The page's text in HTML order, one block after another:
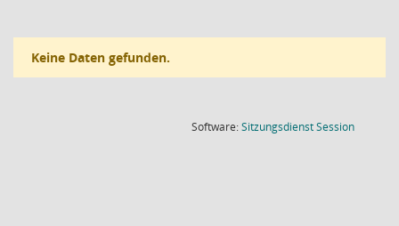
Keine Daten gefunden.
Software:SitzungsdienstSession(Wird in